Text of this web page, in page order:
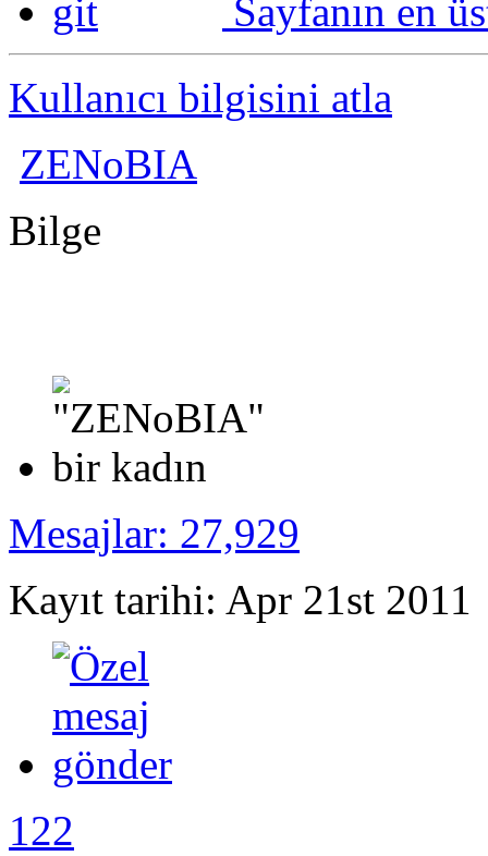
Sayfanın en
Kullanıcı bilgisini atla
ZENoBIA
Bilge
Mesajlar: 27,929
Kayıt tarihi: Apr 21st 2011
122